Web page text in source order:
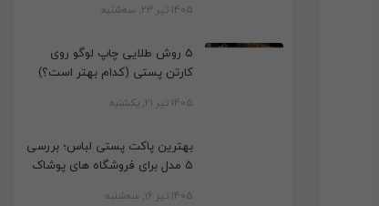
1405 تیر 23, سه‌شنبه
5 روش طلایی چاپ لوگو روی
کارتن پستی (کدام بهتر است؟)
1405 تیر 21, یکشنبه
بهترین پاکت پستی لباس؛ بررسی
5 مدل برای فروشگاه های پوشاک
1405 تیر 16, سه‌شنبه